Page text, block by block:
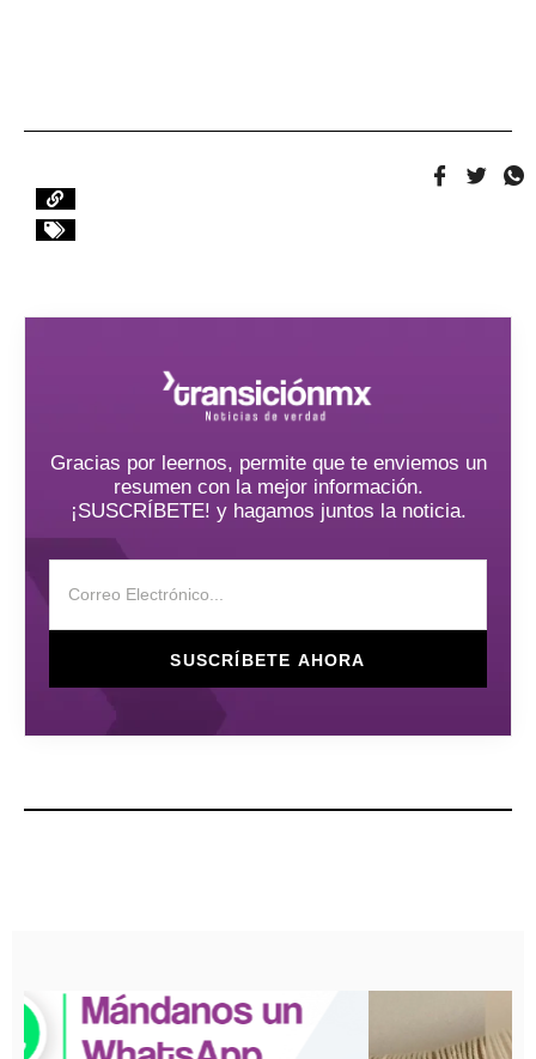
Gracias por leernos, permite que te enviemos un
resumen con la mejor información.
¡SUSCRÍBETE! y hagamos juntos la noticia.
SUSCRÍBETE AHORA